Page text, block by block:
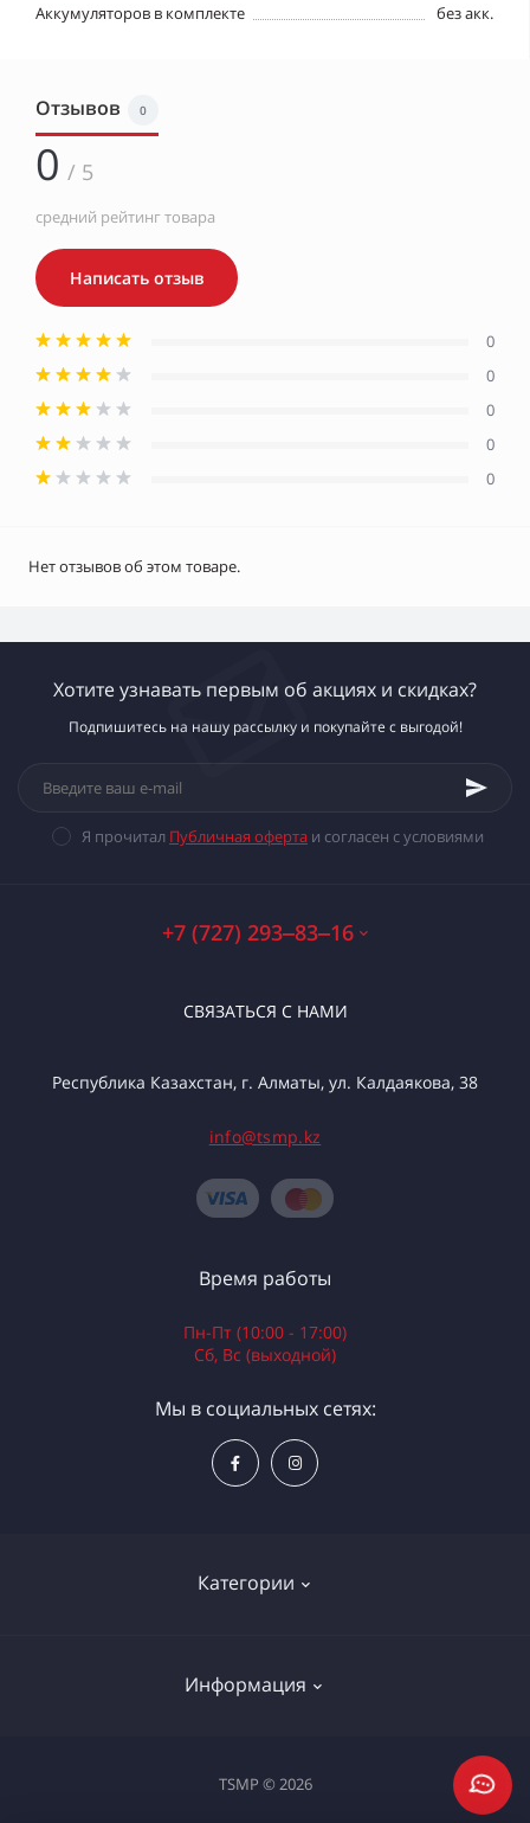
Аккумуляторов в комплекте без акк.
Отзывов 0
0 / 5
средний рейтинг товара
Написать отзыв
0
0
0
0
0
Нет отзывов об этом товаре.
Хотите узнавать первым об акциях и скидках?
Подпишитесь на нашу рассылку и покупайте с выгодой!
Я прочитал Публичная оферта и согласен с условиями
+7 (727) 293‒83‒16
СВЯЗАТЬСЯ С НАМИ
Республика Казахстан, г. Алматы, ул. Калдаякова, 38
info@tsmp.kz
Категории
Электроинструменты
Информация
Доставка и оплата
Время работы
Пн-Пт (10:00 - 17:00)
Сб, Вс (выходной)
Мы в социальных сетях:
TSMP © 2026